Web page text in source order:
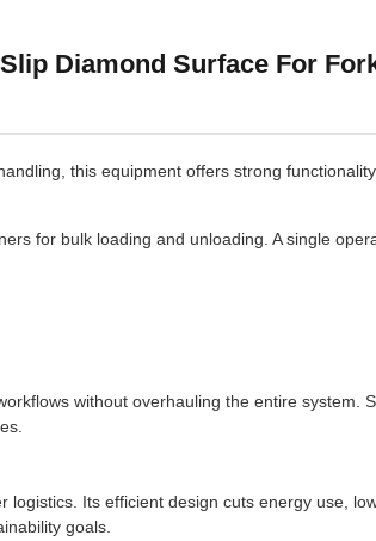
Diamond Surface For
this equipment offers strong
for bulk loading and unloading. A single
without overhauling the entire system.
Its efficient design cuts energy use,
goals.